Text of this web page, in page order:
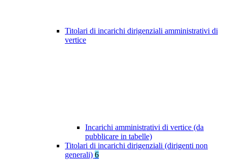
Titolari di incarichi dirigenziali amministrativi di
vertice
Incarichi amministrativi di vertice (da
pubblicare in tabelle)
Titolari di incarichi dirigenziali (dirigenti non
generali) 6